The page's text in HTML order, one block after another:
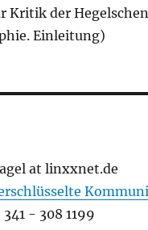
Kritik der Hegelschen
Einleitung)
at linxxnet.de
- 308 1199